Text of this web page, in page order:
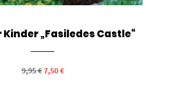
„Fasiledes Castle“
9,95€Ursprünglicher
Preis
7,50€Aktueller